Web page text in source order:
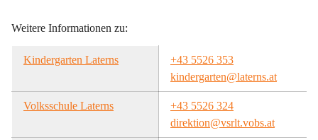
Weitere Informationen zu:
Kindergarten Laterns
+43 5526 353
kindergarten@laterns.at
Volksschule Laterns
+43 5526 324
direktion@vsrlt.vobs.at